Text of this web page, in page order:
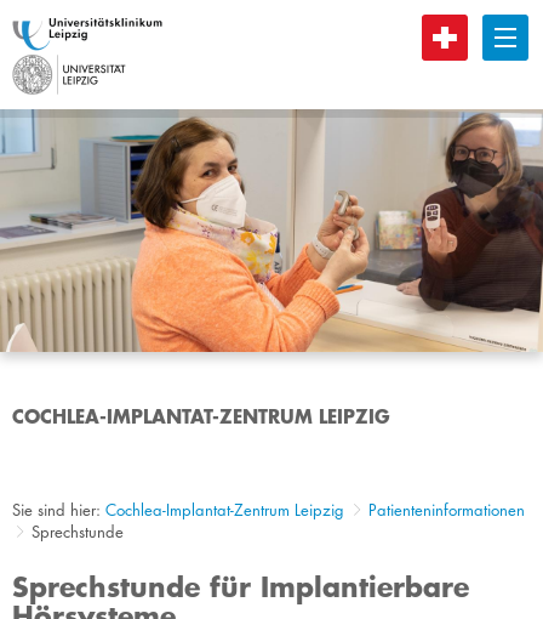
B
COCHLEA-IMPLANTAT-ZENTRUM LEIPZIG
Sie sind hier: Cochlea-Implantat-Zentrum Leipzig
Patienteninformationen
Sprechstunde
Sprechstunde für Implantierbare